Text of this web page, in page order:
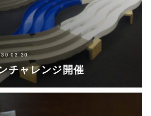
03:30
チャレンジ開催